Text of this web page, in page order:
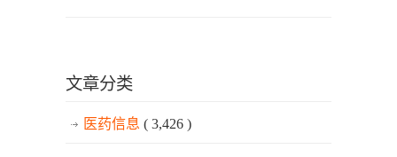
文章分类
医药信息 ( 3,426 )